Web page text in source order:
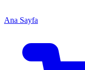
Ana Sayfa